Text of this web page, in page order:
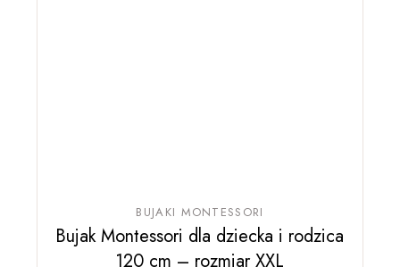
BUJAKI MONTESSORI
Bujak Montessori dla dziecka i rodzica
120 cm – rozmiar XXL